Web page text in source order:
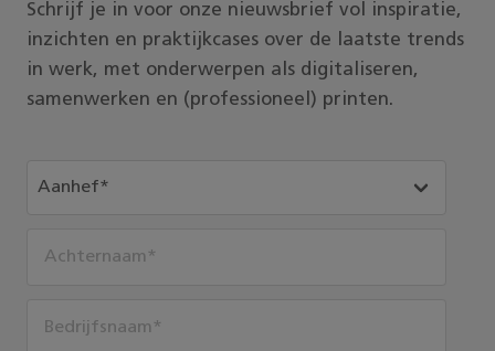
Schrijf je in voor onze nieuwsbrief vol inspiratie,
inzichten en praktijkcases over de laatste trends
in werk, met onderwerpen als digitaliseren,
samenwerken en (professioneel) printen.